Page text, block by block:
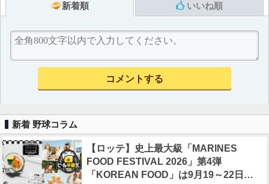
新着順 いいね順
新着 野球コラム
【ロッテ】史上最大級「MARINES
FOOD FESTIVAL 2026」第4弾
「KOREAN FOOD」は9月19～22日／